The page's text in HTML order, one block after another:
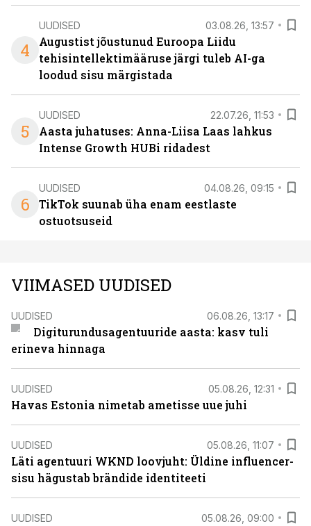
4
UUDISED 03.08.26, 13:57
Augustist jõustunud Euroopa Liidu
tehisintellektimääruse järgi tuleb AI-ga
loodud sisu märgistada
5
UUDISED 22.07.26, 11:53
Aasta juhatuses: Anna-Liisa Laas lahkus
Intense Growth HUBi ridadest
6
UUDISED 04.08.26, 09:15
TikTok suunab üha enam eestlaste
ostuotsuseid
VIIMASED UUDISED
UUDISED 06.08.26, 13:17
Digiturundusagentuuride aasta: kasv tuli
erineva hinnaga
UUDISED 05.08.26, 12:31
Havas Estonia nimetab ametisse uue juhi
UUDISED 05.08.26, 11:07
Läti agentuuri WKND loovjuht: Üldine influencer-
sisu hägustab brändide identiteeti
UUDISED 05.08.26, 09:00